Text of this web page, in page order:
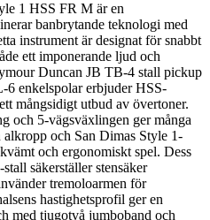
1 HSS FR M är en
banbrytande teknologi med
instrument är designat för snabbt
ett imponerande ljud och
Duncan JB TB-4 stall pickup
6 enkelspolar erbjuder HSS-
mångsidigt utbud av övertoner.
och 5-vägsväxlingen ger många
och San Dimas Style 1-
och ergonomiskt spel. Dess
säkerställer stensäker
tremoloarmen för
hastighetsprofil ger en
med tjugotvå jumboband och